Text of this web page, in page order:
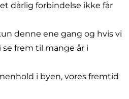
dårlig forbindelse ikke får
denne ene gang og hvis vi
se frem til mange år i
i byen, vores fremtid